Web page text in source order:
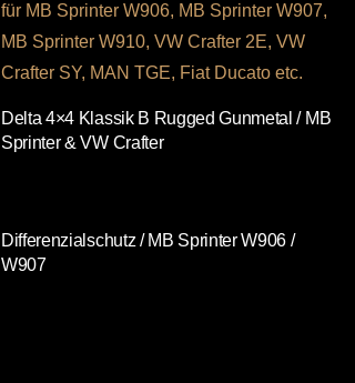
Delta 4×4 Klassik B Rugged Gunmetal / MB
Sprinter & VW Crafter
Differenzialschutz / MB Sprinter W906 /
W907